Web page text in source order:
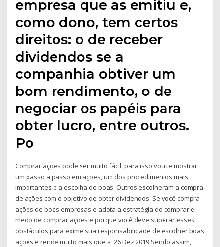
empresa que as emitiu e,
como dono, tem certos
direitos: o de receber
dividendos se a
companhia obtiver um
bom rendimento, o de
negociar os papéis para
obter lucro, entre outros.
Po
Comprar ações pode ser muito fácil, para isso vou te mostrar
um passo a passo em ações, um dos procedimentos mais
importantes é a escolha de boas Outros escolheram a compra
de ações com o objetivo de obter dividendos. Se você compra
ações de boas empresas e adota a estratégia do comprar e
medo de comprar ações e porque você deve superar esses
obstáculos para exime sua responsabilidade de escolher boas
ações e rende muito mais que a 26 Dez 2019 Sendo assim,